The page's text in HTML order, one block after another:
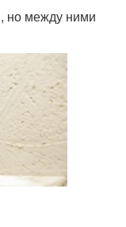
но между ними